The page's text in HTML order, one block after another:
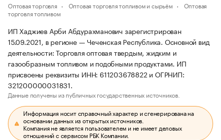
Оптовая торговля Оптовая торговля топливом и сырьём
Оптовая
торговля топливом
ИП Хаджиев Арби Абдурахманович зарегистрирован
15.09.2021, в регионе — Чеченская Республика. Основной вид
деятельности: Торговля оптовая твердым, жидким и
газообразным топливом и подобными продуктами. ИП
присвоены реквизиты ИНН: 611203678822 и ОГРНИП:
321200000031831.
Данные получены из публичных государственных источников.
Информация носит справочный характер и сгенерирована на
основании данных из открытых источников.
Компания не является пользователем и не имеет деловых
отношений с сервисом РБК Компании.